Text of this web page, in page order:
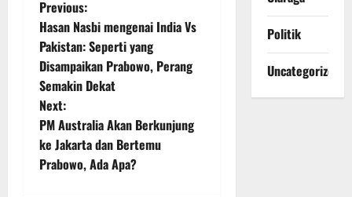
P
o
s
t
n
a
Previous:
Hasan Nasbi mengenai India Vs
Pakistan: Seperti yang
Disampaikan Prabowo, Perang
Semakin Dekat
Next:
PM Australia Akan Berkunjung
ke Jakarta dan Bertemu
Prabowo, Ada Apa?
Politik
Uncategorized